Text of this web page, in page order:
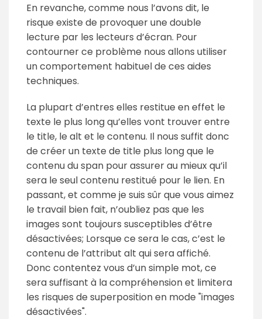
En revanche, comme nous l’avons dit, le
risque existe de provoquer une double
lecture par les lecteurs d’écran. Pour
contourner ce problème nous allons utiliser
un comportement habituel de ces aides
techniques.
La plupart d’entres elles restitue en effet le
texte le plus long qu’elles vont trouver entre
le title, le alt et le contenu. Il nous suffit donc
de créer un texte de title plus long que le
contenu du span pour assurer au mieux qu’il
sera le seul contenu restitué pour le lien. En
passant, et comme je suis sûr que vous aimez
le travail bien fait, n’oubliez pas que les
images sont toujours susceptibles d’être
désactivées; Lorsque ce sera le cas, c’est le
contenu de l’attribut alt qui sera affiché.
Donc contentez vous d’un simple mot, ce
sera suffisant à la compréhension et limitera
les risques de superposition en mode "images
désactivées".